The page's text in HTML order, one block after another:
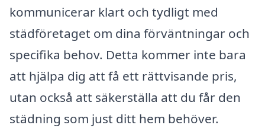
kommunicerar klart och tydligt med
städföretaget om dina förväntningar och
specifika behov. Detta kommer inte bara
att hjälpa dig att få ett rättvisande pris,
utan också att säkerställa att du får den
städning som just ditt hem behöver.